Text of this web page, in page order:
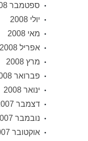
ספטמבר 2008
יולי 2008
מאי 2008
אפריל 2008
מרץ 2008
פברואר 2008
ינואר 2008
דצמבר 2007
נובמבר 2007
אוקטובר 2007